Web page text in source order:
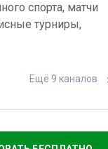
спорта, матчи
турниры,
Ещё 9 каналов